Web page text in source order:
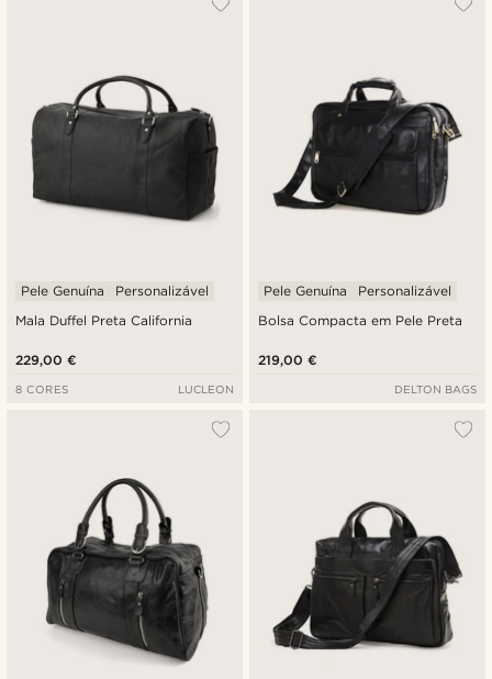
Mala Duffel Preta California
Pele Genuína Personalizável
229,00 €
8 CORES LUCLEON
Bolsa Compacta em Pele Preta
Pele Genuína Personalizável
219,00 €
DELTON BAGS